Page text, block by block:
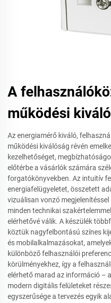
A
működési
Az energiamérő kiváló,
működési kiválóság révén
kezelhetőséget,
előtérbe a vásárlók számára
forgatókönyvekben. Az intuitív
energiafelügyeletet, összetett
vizuálisan vonzó
minden technikai
elérhetővé válik. A készülék
köztük nagyfelbontású színes
és mobilalkalmazásokat,
különböző felhasználói
körülményekhez, így a
elérhető marad az információ –
modern digitális felületeket
egyszerűsége a tervezés egyik